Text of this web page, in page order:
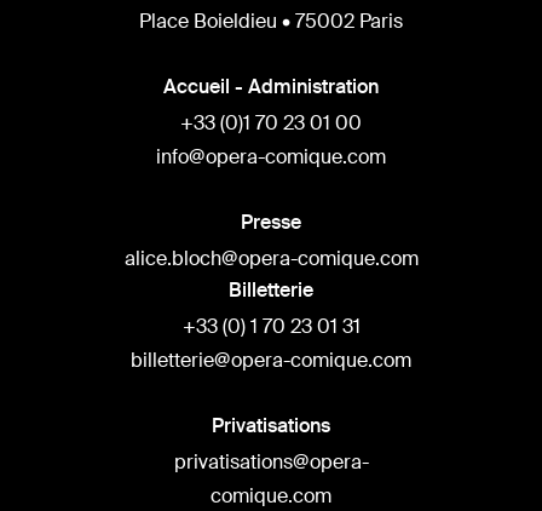
Place Boieldieu • 75002 Paris
Accueil - Administration
+33 (0)1 70 23 01 00
info@opera-comique.com
Presse
alice.bloch@opera-comique.com
Billetterie
+33 (0) 1 70 23 01 31
billetterie@opera-comique.com
Privatisations
privatisations@opera-
comique.com